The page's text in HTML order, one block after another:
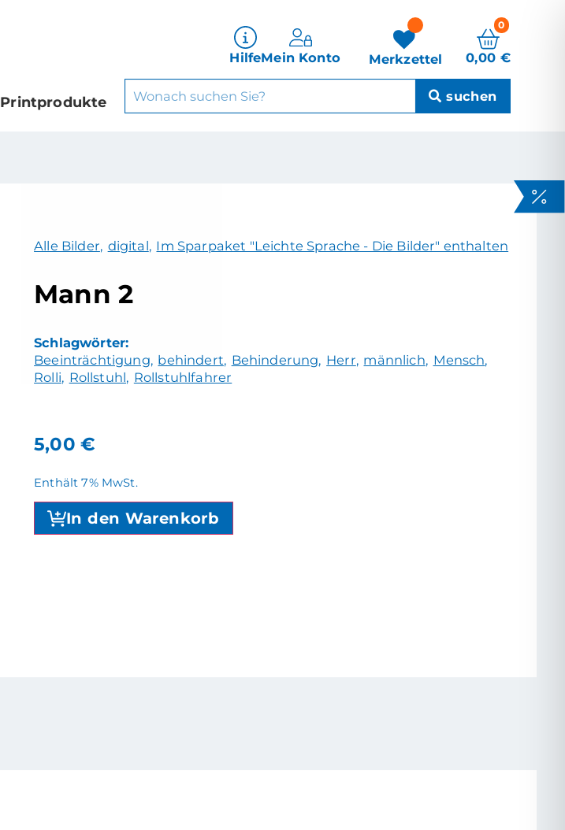
HilfeMein Konto Merkzettel 0,00 €
0
Printprodukte
Alle Bilder, digital, Im Sparpaket "Leichte Sprache - Die Bilder" enthalten
Mann 2
Beeinträchtigung behindert Behinderung Herr männlich Mensch
Rolli Rollstuhl Rollstuhlfahrer
5,00 €
Enthält 7% MwSt.
In den Warenkorb